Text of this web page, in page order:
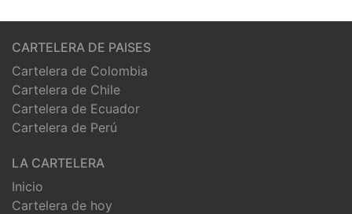
CARTELERA DE PAISES
Cartelera de Colombia
Cartelera de Chile
Cartelera de Ecuador
Cartelera de Perú
LA CARTELERA
Inicio
Cartelera de hoy